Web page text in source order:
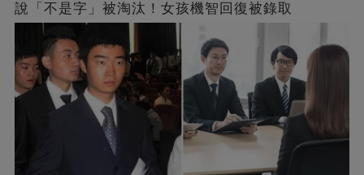
說「不是字」被淘汰！女孩機智回復被錄取